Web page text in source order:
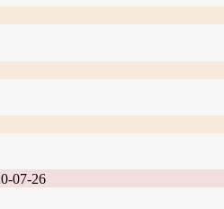
07-26